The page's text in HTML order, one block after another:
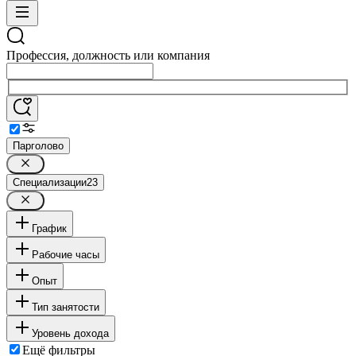
Профессия, должность или компания
Парголово
Специализации23
График
Рабочие часы
Опыт
Тип занятости
Уровень дохода
Ещё фильтры